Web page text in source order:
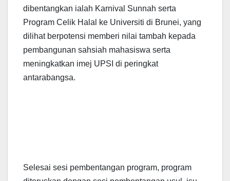
dibentangkan ialah Karnival Sunnah serta
Program Celik Halal ke Universiti di Brunei, yang
dilihat berpotensi memberi nilai tambah kepada
pembangunan sahsiah mahasiswa serta
meningkatkan imej UPSI di peringkat
antarabangsa.
Selesai sesi pembentangan program, program